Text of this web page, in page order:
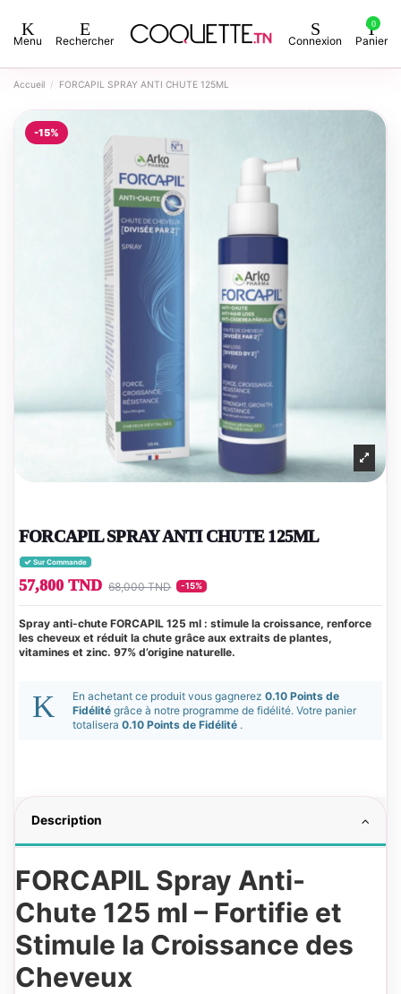
Menu Rechercher Connexion
0
Panier
Accueil FORCAPIL SPRAY ANTI CHUTE 125ML
-15%
FORCAPIL SPRAY ANTI CHUTE 125ML
Sur Commande
57,800 TND 68,000 TND -15%
Spray anti-chute FORCAPIL 125 ml : stimule la croissance, renforce
les cheveux et réduit la chute grâce aux extraits de plantes,
vitamines et zinc. 97% d’origine naturelle.
En achetant ce produit vous gagnerez 0.10 Points de
Fidélité grâce à notre programme de fidélité. Votre panier
totalisera 0.10 Points de Fidélité .
Description
FORCAPIL Spray Anti-
Chute 125 ml – Fortifie et
Stimule la Croissance des
Cheveux